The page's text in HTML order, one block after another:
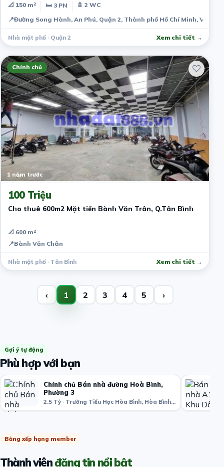
📐 150 m² 🛏 3 PN
🚿 2 WC
📍Đường Song Hành, An Phú, Quận 2, Thành phố Hồ Chí Minh, Việt
Nhà mặt phố · Quận 2 Xem chi tiết →
Chính chủ
1 năm trước
100 Triệu
Cho thuê 600m2 Mặt tiền Bành Văn Trân, Q.Tân Bình
📐 600 m²
📍Bành Văn Chân
Nhà mặt phố · Tân Bình Xem chi tiết →
‹ 1 2 3 4 5 ›
Gợi ý tự động
Phù hợp với bạn
Chính chủ Bán nhà đường Hoà Bình,
Phường 3
2.5 Tỷ · Trường Tiểu Học Hòa Bình, Hòa Bình, phường 3, Quận 11, Hồ Chí Minh, Việt Nam
Bảng xếp hạng member
Thành viênđăng tin nổi bật